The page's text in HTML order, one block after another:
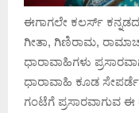
ಈಗಾಗಲೇ ಕಲರ್ಸ್
ಗೀತಾ, ಗಿಣಿರಾಮ,
ಧಾರಾವಾಹಿಗಳು
ಧಾರಾವಾಹಿ ಕೂಡ
ಗಂಟೆಗೆ ಪ್ರಸಾರವಾಗುವ ಈ